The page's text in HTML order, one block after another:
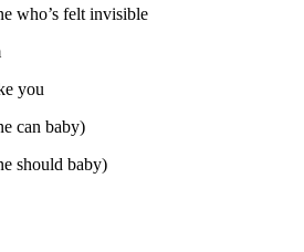
who’s felt invisible
you
can baby)
should baby)